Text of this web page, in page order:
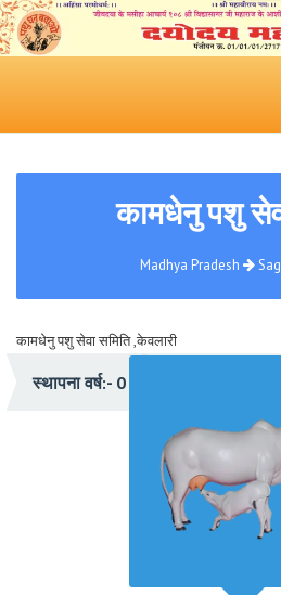
कामधेनु पशु
Madhya Pradesh
कामधेनु पशु सेवा समिति ,केवलारी
प्रेरणा:- संत शिरोमणी श्री विद्यासागरजी
स्थापना वर्ष:- 0